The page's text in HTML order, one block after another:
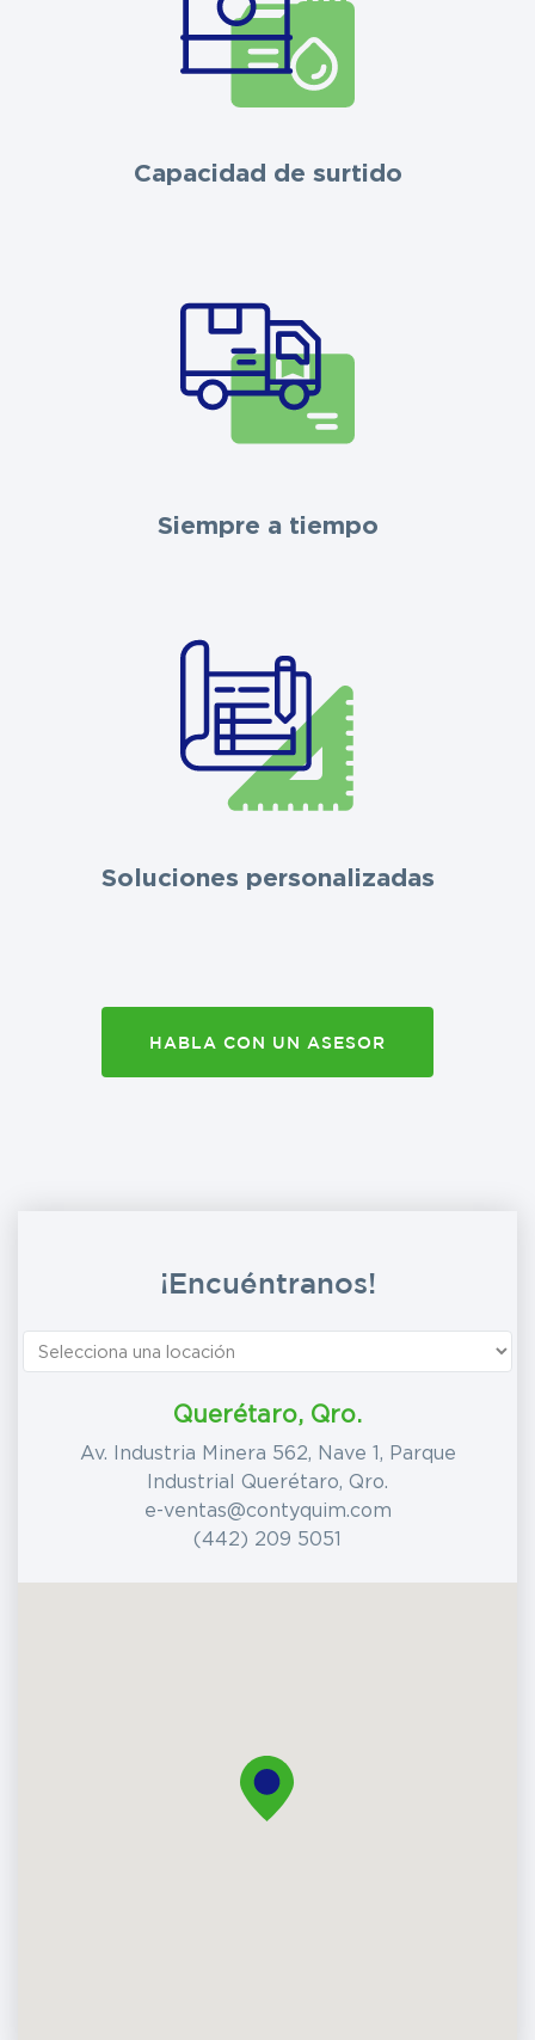
Capacidad de surtido
Siempre a tiempo
Soluciones personalizadas
HABLA CON UN ASESOR
¡Encuéntranos!
Querétaro, Qro.
Av. Industria Minera 562, Nave 1, Parque
Industrial Querétaro, Qro.
e-ventas@contyquim.com
(442) 209 5051